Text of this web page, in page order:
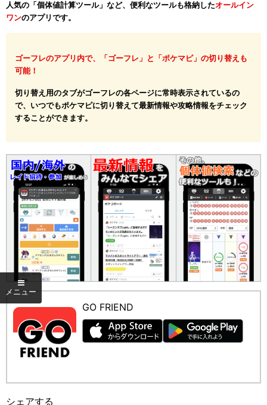
人気の「個体値計算ツール」など、便利なツールも格納したオールイン
ワンのアプリです。
ゴーフレのアプリ内で、「ゴーフレ」と「ポケマピ」の切り替えも
可能！
切り替え用のタブがゴーフレの各ページに常時表示されているの
で、いつでもポケマピに切り替えて最新情報や攻略情報をチェック
することができます。
GO FRIEND
シェアする